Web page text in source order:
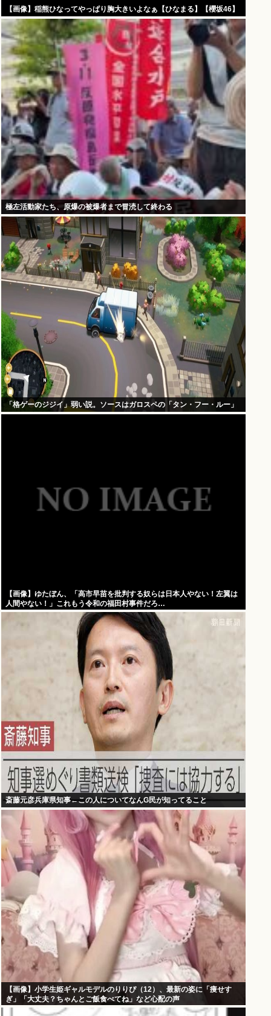
【画像】稲熊ひなってやっぱり胸大きいよなぁ【ひなまる】【櫻坂46】
極左活動家たち、原爆の被爆者まで冒涜して終わる
「格ゲーのジジイ」弱い説。ソースはガロスペの「タン・フー・ルー」
【画像】ゆたぼん、「高市早苗を批判する奴らは日本人やない！左翼は
人間やない！」これもう令和の福田村事件だろ…
斎藤元彦兵庫県知事←この人についてなんG民が知ってること
【画像】小学生姫ギャルモデルのりりぴ（12）、最新の姿に「痩せす
ぎ」「大丈夫？ちゃんとご飯食べてね」など心配の声